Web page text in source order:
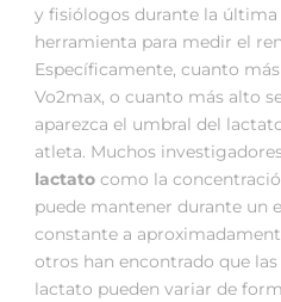
y fisiólogos durante la última
herramienta para medir el
Específicamente, cuanto
Vo2max, o cuanto más alto
aparezca el umbral del
atleta. Muchos
lactato como la
puede mantener durante un
constante a
otros han encontrado que
lactato pueden variar de